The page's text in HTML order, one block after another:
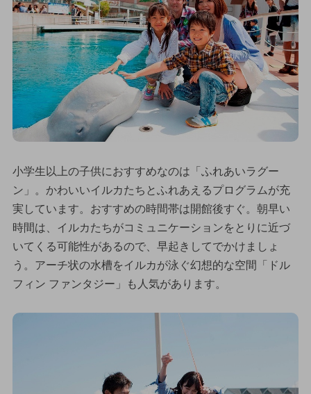
小学生以上の子供におすすめなのは「ふれあいラグー
ン」。かわいいイルカたちとふれあえるプログラムが充
実しています。おすすめの時間帯は開館後すぐ。朝早い
時間は、イルカたちがコミュニケーションをとりに近づ
いてくる可能性があるので、早起きしてでかけましょ
う。アーチ状の水槽をイルカが泳ぐ幻想的な空間「ドル
フィン ファンタジー」も人気があります。